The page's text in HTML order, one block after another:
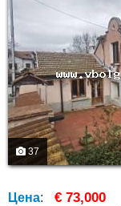
37
Цена: € 73,000